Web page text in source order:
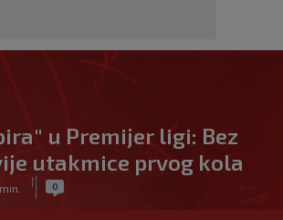
u Premijer ligi: Bez
utakmice prvog kola
| 0